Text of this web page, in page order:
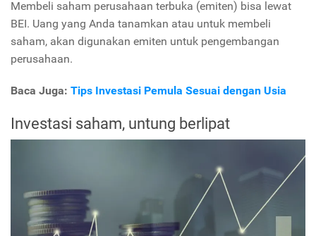
Membeli saham perusahaan terbuka (emiten) bisa lewat
BEI. Uang yang Anda tanamkan atau untuk membeli
saham, akan digunakan emiten untuk pengembangan
perusahaan.
Baca Juga: Tips Investasi Pemula Sesuai dengan Usia
Investasi saham, untung berlipat